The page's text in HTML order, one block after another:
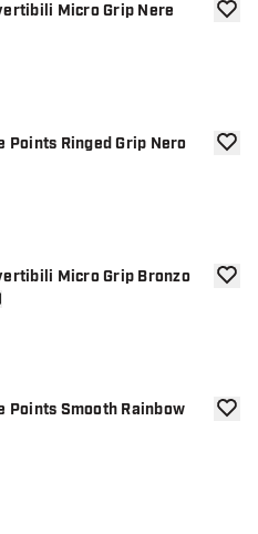
Micro Grip Nere
recensioni
Points Ringed Grip Nero
recensioni
Micro Grip Bronzo
recensioni
Points Smooth Rainbow
recensioni